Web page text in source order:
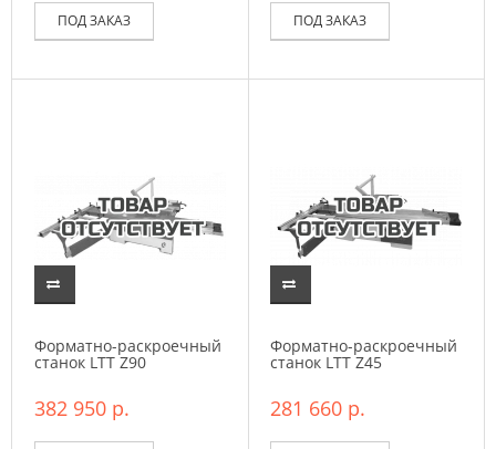
ПОД ЗАКАЗ ПОД ЗАКАЗ
Форматно-раскроечный
станок LTT Z90
382 950 р.
Форматно-раскроечный
станок LTT Z45
281 660 р.